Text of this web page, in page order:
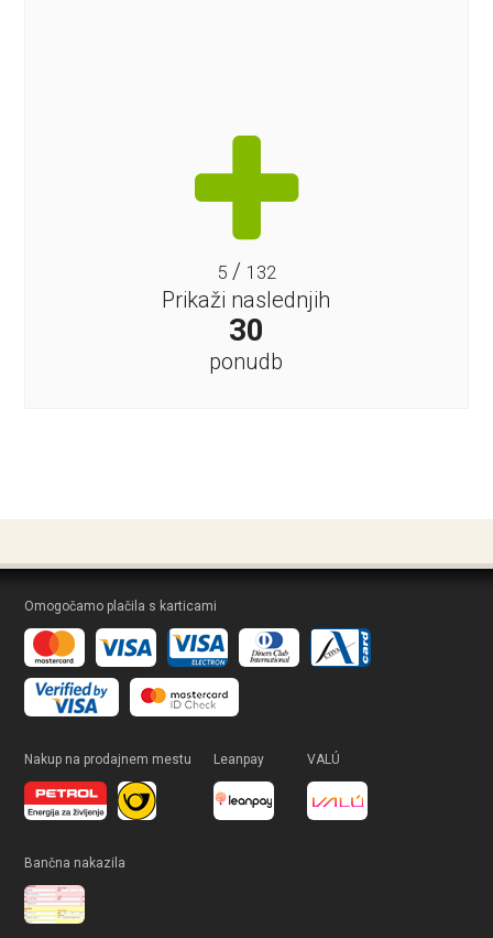
5/ 132
Prikaži naslednjih
30
ponudb
Omogočamo plačila s karticami
Nakup na prodajnem mestu Leanpay VALÚ
Bančna nakazila